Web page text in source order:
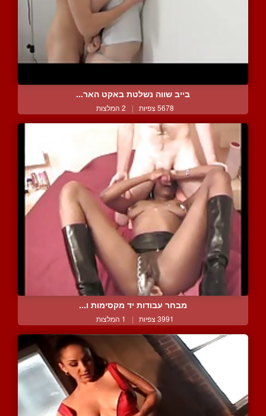
בייב שווה נשלטת באקט האר...
5678 צפיות | 2 המלצות
מבחר עבודות יד מקסימות ו...
3991 צפיות | 1 המלצות